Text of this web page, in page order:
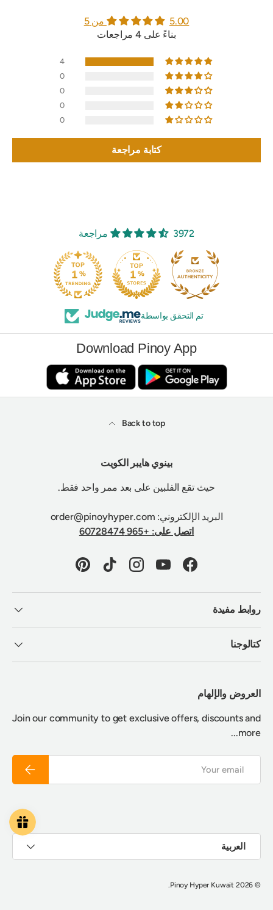
5.00 من 5
بناءً على 4 مراجعات
4
0
0
0
0
كتابة مراجعة
3972 مراجعة
تم التحقق بواسطة
Download Pinoy App
Back to top
بينوي هايبر الكويت
حيث تقع الفلبين على بعد ممر واحد فقط.
البريد الإلكتروني: order@pinoyhyper.com
اتصل على: +965 60728474
Facebook
YouTube
Instagram
TikTok
Pinterest
روابط مفيدة
كتالوجنا
العروض والإلهام
Join our community to get exclusive offers, discounts and
more...
اللغة
العربية
© 2026
Pinoy Hyper Kuwait
.